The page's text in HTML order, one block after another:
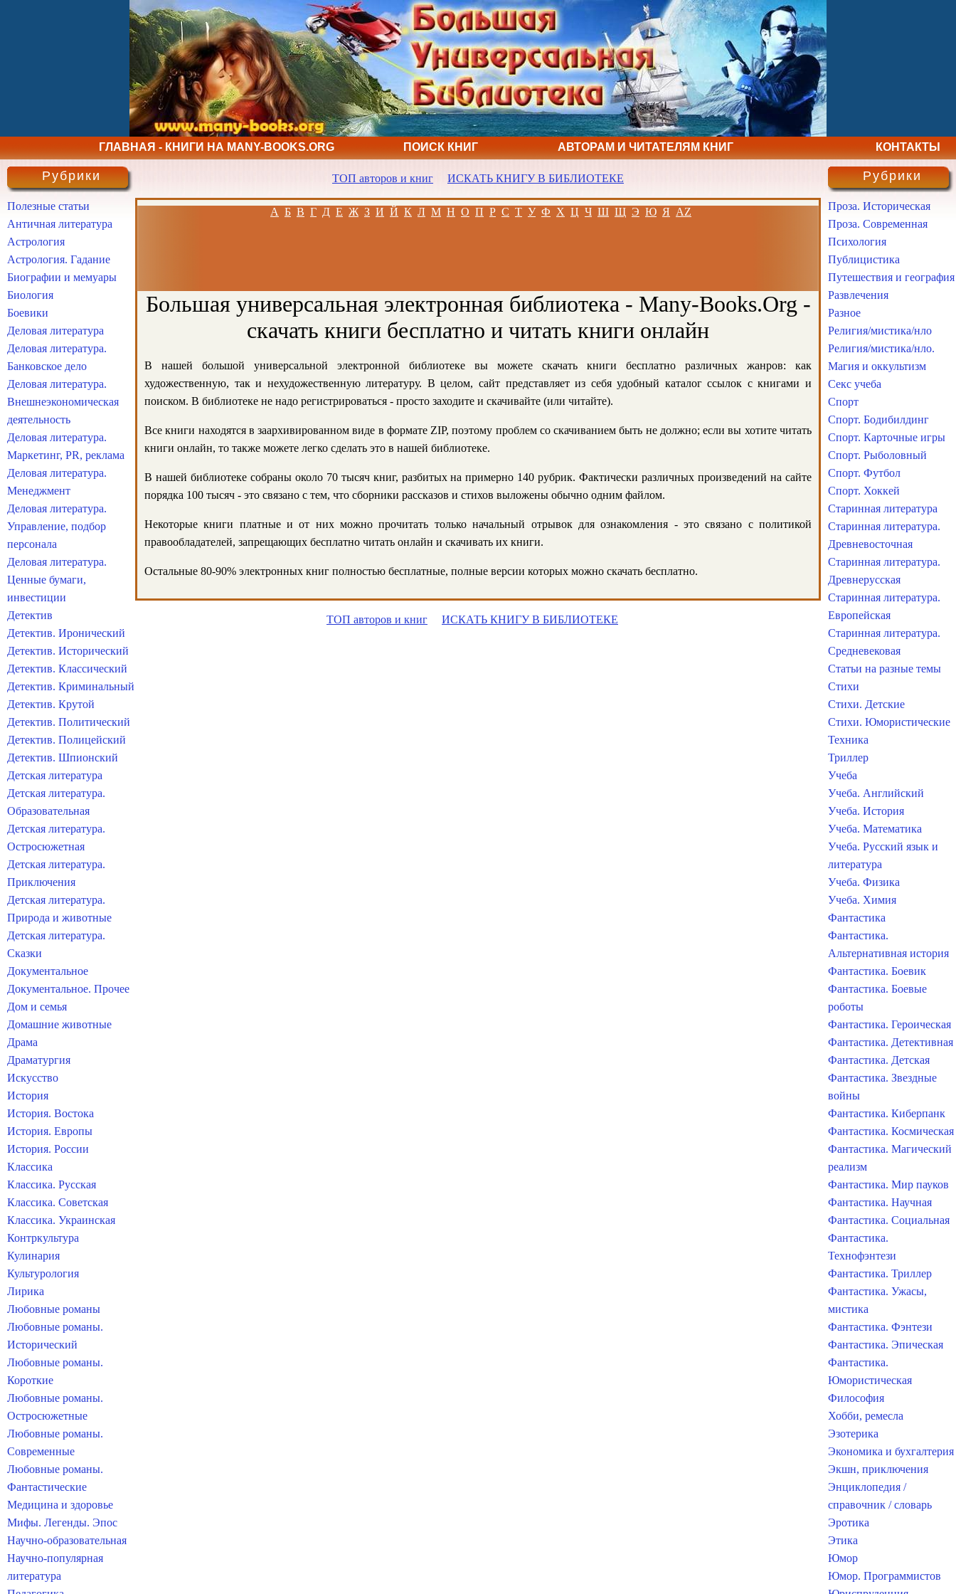
ГЛАВНАЯ - КНИГИ НА MANY-BOOKS.ORG ПОИСК КНИГ АВТОРАМ И ЧИТАТЕЛЯМ КНИГ КОНТАКТЫ
ТОП авторов и книг ИСКАТЬ КНИГУ В БИБЛИОТЕКЕ
А Б В Г Д Е Ж З И Й К Л М Н О П Р С Т У Ф Х Ц Ч Ш Щ Э Ю Я AZ
Большая универсальная электронная библиотека - Many-Books.Org -
скачать книги бесплатно и читать книги онлайн
В нашей большой универсальной электронной библиотеке вы можете скачать книги бесплатно различных жанров: как
художественную, так и нехудожественную литературу. В целом, сайт представляет из себя удобный каталог ссылок с книгами и
поиском. В библиотеке не надо регистрироваться - просто заходите и скачивайте (или читайте).
Все книги находятся в заархивированном виде в формате ZIP, поэтому проблем со скачиванием быть не должно; если вы хотите читать
книги онлайн, то также можете легко сделать это в нашей библиотеке.
В нашей библиотеке собраны около 70 тысяч книг, разбитых на примерно 140 рубрик. Фактически различных произведений на сайте
порядка 100 тысяч - это связано с тем, что сборники рассказов и стихов выложены обычно одним файлом.
Некоторые книги платные и от них можно прочитать только начальный отрывок для ознакомления - это связано с политикой
правообладателей, запрещающих бесплатно читать онлайн и скачивать их книги.
Остальные 80-90% электронных книг полностью бесплатные, полные версии которых можно скачать бесплатно.
ТОП авторов и книг ИСКАТЬ КНИГУ В БИБЛИОТЕКЕ
Рубрики
Полезные статьи
Античная литература
Астрология
Астрология. Гадание
Биографии и мемуары
Биология
Боевики
Деловая литература
Деловая литература.
Банковское дело
Деловая литература.
Внешнеэкономическая
деятельность
Деловая литература.
Маркетинг, PR, реклама
Деловая литература.
Менеджмент
Деловая литература.
Управление, подбор
персонала
Деловая литература.
Ценные бумаги,
инвестиции
Детектив
Детектив. Иронический
Детектив. Исторический
Детектив. Классический
Детектив. Криминальный
Детектив. Крутой
Детектив. Политический
Детектив. Полицейский
Детектив. Шпионский
Детская литература
Детская литература.
Образовательная
Детская литература.
Остросюжетная
Детская литература.
Приключения
Детская литература.
Природа и животные
Детская литература.
Сказки
Документальное
Документальное. Прочее
Дом и семья
Домашние животные
Драма
Драматургия
Искусство
История
История. Востока
История. Европы
История. России
Классика
Классика. Русская
Классика. Советская
Классика. Украинская
Контркультура
Кулинария
Культурология
Лирика
Любовные романы
Любовные романы.
Исторический
Любовные романы.
Короткие
Любовные романы.
Остросюжетные
Любовные романы.
Современные
Любовные романы.
Фантастические
Медицина и здоровье
Мифы. Легенды. Эпос
Научно-образовательная
Научно-популярная
литература
Рубрики
Проза. Историческая
Проза. Современная
Психология
Публицистика
Путешествия и география
Развлечения
Разное
Религия/мистика/нло
Религия/мистика/нло.
Магия и оккультизм
Секс учеба
Спорт
Спорт. Бодибилдинг
Спорт. Карточные игры
Спорт. Рыболовный
Спорт. Футбол
Спорт. Хоккей
Старинная литература
Старинная литература.
Древневосточная
Старинная литература.
Древнерусская
Старинная литература.
Европейская
Старинная литература.
Средневековая
Статьи на разные темы
Стихи
Стихи. Детские
Стихи. Юмористические
Техника
Триллер
Учеба
Учеба. Английский
Учеба. История
Учеба. Математика
Учеба. Русский язык и
литература
Учеба. Физика
Учеба. Химия
Фантастика
Фантастика.
Альтернативная история
Фантастика. Боевик
Фантастика. Боевые
роботы
Фантастика. Героическая
Фантастика. Детективная
Фантастика. Детская
Фантастика. Звездные
войны
Фантастика. Киберпанк
Фантастика. Космическая
Фантастика. Магический
реализм
Фантастика. Мир пауков
Фантастика. Научная
Фантастика. Социальная
Фантастика.
Технофэнтези
Фантастика. Триллер
Фантастика. Ужасы,
мистика
Фантастика. Фэнтези
Фантастика. Эпическая
Фантастика.
Юмористическая
Философия
Хобби, ремесла
Эзотерика
Экономика и бухгалтерия
Экшн, приключения
Энциклопедия /
справочник / словарь
Эротика
Этика
Юмор
Юмор. Программистов